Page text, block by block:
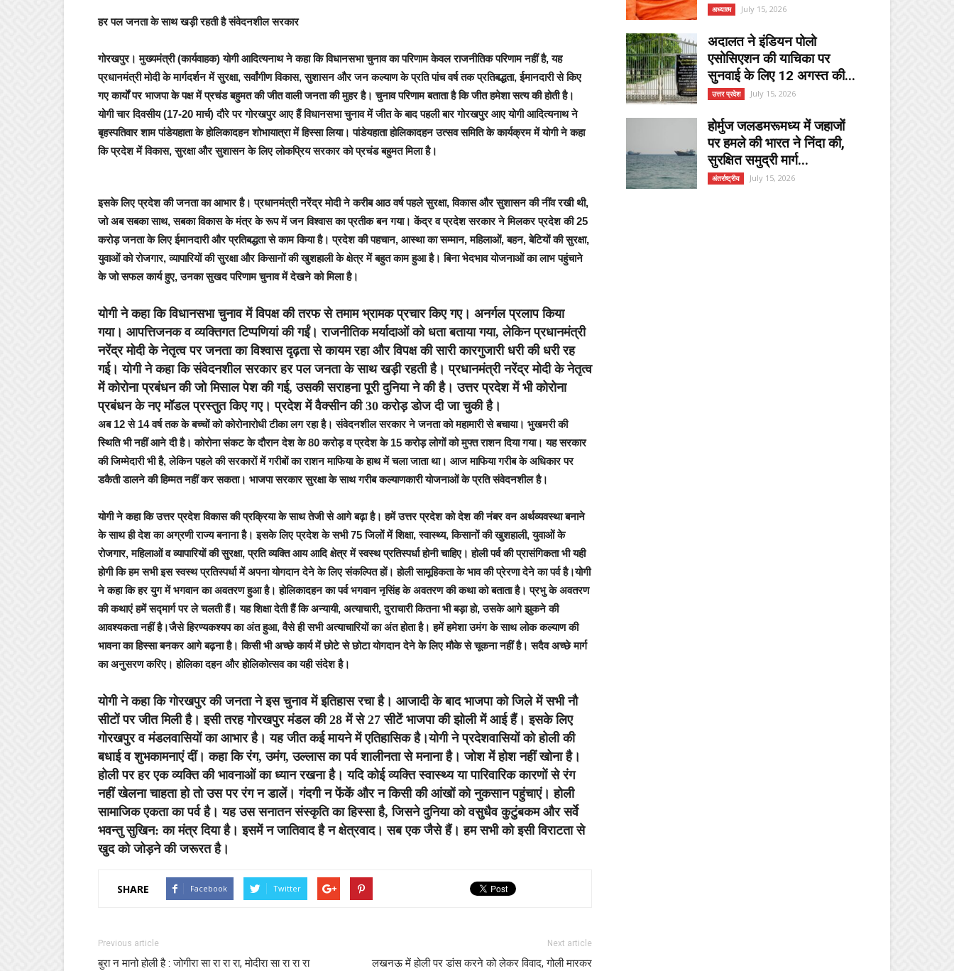
हर पल जनता के साथ खड़ी रहती है संवेदनशील सरकार
गोरखपुर।मुख्यमंत्री (कार्यवाहक) योगी आदित्यनाथ ने कहा कि विधानसभा चुनाव का परिणाम केवल राजनीतिक परिणाम नहीं है, यह
प्रधानमंत्री मोदी के मार्गदर्शन में सुरक्षा, सर्वांगीण विकास, सुशासन और जन कल्याण के प्रति पांच वर्ष तक प्रतिबद्धता, ईमानदारी से किए
गए कार्यों पर भाजपा के पक्ष में प्रचंड बहुमत की जीत वाली जनता की मुहर है। चुनाव परिणाम बताता है कि जीत हमेशा सत्य की होती है।
योगी चार दिवसीय (17-20 मार्च) दौरे पर गोरखपुर आए हैं विधानसभा चुनाव में जीत के बाद पहली बार गोरखपुर आए योगी आदित्यनाथ ने
बृहस्पतिवार शाम पांडेयहाता के होलिकादहन शोभायात्रा में हिस्सा लिया। पांडेयहाता होलिकादहन उत्सव समिति के कार्यक्रम में योगी ने कहा
कि प्रदेश में विकास, सुरक्षा और सुशासन के लिए लोकप्रिय सरकार को प्रचंड बहुमत मिला है।
इसके लिए प्रदेश की जनता का आभार है। प्रधानमंत्री नरेंद्र मोदी ने करीब आठ वर्ष पहले सुरक्षा, विकास और सुशासन की नींव रखी थी,
जो अब सबका साथ, सबका विकास के मंत्र के रूप में जन विश्वास का प्रतीक बन गया। केंद्र व प्रदेश सरकार ने मिलकर प्रदेश की 25
करोड़ जनता के लिए ईमानदारी और प्रतिबद्धता से काम किया है। प्रदेश की पहचान, आस्था का सम्मान, महिलाओं, बहन, बेटियों की सुरक्षा,
युवाओं को रोजगार, व्यापारियों की सुरक्षा और किसानों की खुशहाली के क्षेत्र में बहुत काम हुआ है। बिना भेदभाव योजनाओं का लाभ पहुंचाने
के जो सफल कार्य हुए, उनका सुखद परिणाम चुनाव में देखने को मिला है।
योगी ने कहा कि विधानसभा चुनाव में विपक्ष की तरफ से तमाम भ्रामक प्रचार किए गए। अनर्गल प्रलाप किया
गया। आपत्तिजनक व व्यक्तिगत टिप्पणियां की गईं। राजनीतिक मर्यादाओं को धता बताया गया, लेकिन प्रधानमंत्री
नरेंद्र मोदी के नेतृत्व पर जनता का विश्वास दृढ़ता से कायम रहा और विपक्ष की सारी कारगुजारी धरी की धरी रह
गई। योगी ने कहा कि संवेदनशील सरकार हर पल जनता के साथ खड़ी रहती है। प्रधानमंत्री नरेंद्र मोदी के नेतृत्व
में कोरोना प्रबंधन की जो मिसाल पेश की गई, उसकी सराहना पूरी दुनिया ने की है। उत्तर प्रदेश में भी कोरोना
प्रबंधन के नए मॉडल प्रस्तुत किए गए। प्रदेश में वैक्सीन की 30 करोड़ डोज दी जा चुकी है।
अब 12 से 14 वर्ष तक के बच्चों को कोरोनारोधी टीका लग रहा है। संवेदनशील सरकार ने जनता को महामारी से बचाया। भुखमरी की
स्थिति भी नहीं आने दी है। कोरोना संकट के दौरान देश के 80 करोड़ व प्रदेश के 15 करोड़ लोगों को मुफ्त राशन दिया गया। यह सरकार
की जिम्मेदारी भी है, लेकिन पहले की सरकारों में गरीबों का राशन माफिया के हाथ में चला जाता था। आज माफिया गरीब के अधिकार पर
डकैती डालने की हिम्मत नहीं कर सकता। भाजपा सरकार सुरक्षा के साथ गरीब कल्याणकारी योजनाओं के प्रति संवेदनशील है।
योगी ने कहा कि उत्तर प्रदेश विकास की प्रक्रिया के साथ तेजी से आगे बढ़ा है। हमें उत्तर प्रदेश को देश की नंबर वन अर्थव्यवस्था बनाने
के साथ ही देश का अग्रणी राज्य बनाना है। इसके लिए प्रदेश के सभी 75 जिलों में शिक्षा, स्वास्थ्य, किसानों की खुशहाली, युवाओं के
रोजगार, महिलाओं व व्यापारियों की सुरक्षा, प्रति व्यक्ति आय आदि क्षेत्र में स्वस्थ प्रतिस्पर्धा होनी चाहिए। होली पर्व की प्रासंगिकता भी यही
होगी कि हम सभी इस स्वस्थ प्रतिस्पर्धा में अपना योगदान देने के लिए संकल्पित हों। होली सामूहिकता के भाव की प्रेरणा देने का पर्व है।योगी
ने कहा कि हर युग में भगवान का अवतरण हुआ है। होलिकादहन का पर्व भगवान नृसिंह के अवतरण की कथा को बताता है। प्रभु के अवतरण
की कथाएं हमें सद्मार्ग पर ले चलती हैं। यह शिक्षा देती हैं कि अन्यायी, अत्याचारी, दुराचारी कितना भी बड़ा हो, उसके आगे झुकने की
आवश्यकता नहीं है।जैसे हिरण्यकश्यप का अंत हुआ, वैसे ही सभी अत्याचारियों का अंत होता है। हमें हमेशा उमंग के साथ लोक कल्याण की
भावना का हिस्सा बनकर आगे बढ़ना है। किसी भी अच्छे कार्य में छोटे से छोटा योगदान देने के लिए मौके से चूकना नहीं है। सदैव अच्छे मार्ग
का अनुसरण करिए। होलिका दहन और होलिकोत्सव का यही संदेश है।
योगी ने कहा कि गोरखपुर की जनता ने इस चुनाव में इतिहास रचा है। आजादी के बाद भाजपा को जिले में सभी नौ
सीटों पर जीत मिली है। इसी तरह गोरखपुर मंडल की 28 में से 27 सीटें भाजपा की झोली में आई हैं। इसके लिए
गोरखपुर व मंडलवासियों का आभार है। यह जीत कई मायने में एतिहासिक है।योगी ने प्रदेशवासियों को होली की
बधाई व शुभकामनाएं दीं। कहा कि रंग, उमंग, उल्लास का पर्व शालीनता से मनाना है। जोश में होश नहीं खोना है।
होली पर हर एक व्यक्ति की भावनाओं का ध्यान रखना है। यदि कोई व्यक्ति स्वास्थ्य या पारिवारिक कारणों से रंग
नहीं खेलना चाहता हो तो उस पर रंग न डालें। गंदगी न फेंकें और न किसी की आंखों को नुकसान पहुंचाएं। होली
सामाजिक एकता का पर्व है। यह उस सनातन संस्कृति का हिस्सा है, जिसने दुनिया को वसुधैव कुटुंबकम और सर्वे
भवन्तु सुखिन: का मंत्र दिया है। इसमें न जातिवाद है न क्षेत्रवाद। सब एक जैसे हैं। हम सभी को इसी विराटता से
खुद को जोड़ने की जरूरत है।
SHARE Facebook Twitter
Previous article
बुरा न मानो होली है : जोगीरा सा रा रा रा, मोदीरा सा रा रा रा
Next article
लखनऊ में होली पर डांस करने को लेकर विवाद, गोली मारकर
अध्यात्म July 15, 2026
अदालत ने इंडियन पोलो
एसोसिएशन की याचिका पर
सुनवाई के लिए 12 अगस्त की...
उत्तर प्रदेश July 15, 2026
होर्मुज जलडमरूमध्य में जहाजों
पर हमले की भारत ने निंदा की,
सुरक्षित समुद्री मार्ग...
अंतर्राष्ट्रीय July 15, 2026